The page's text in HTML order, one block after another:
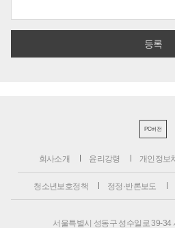
PC버전
회사소개 윤리강령 개인정보
청소년보호정책 정정·반론보도
서울특별시 성동구 성수일로 39-34